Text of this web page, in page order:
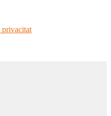
privacitat